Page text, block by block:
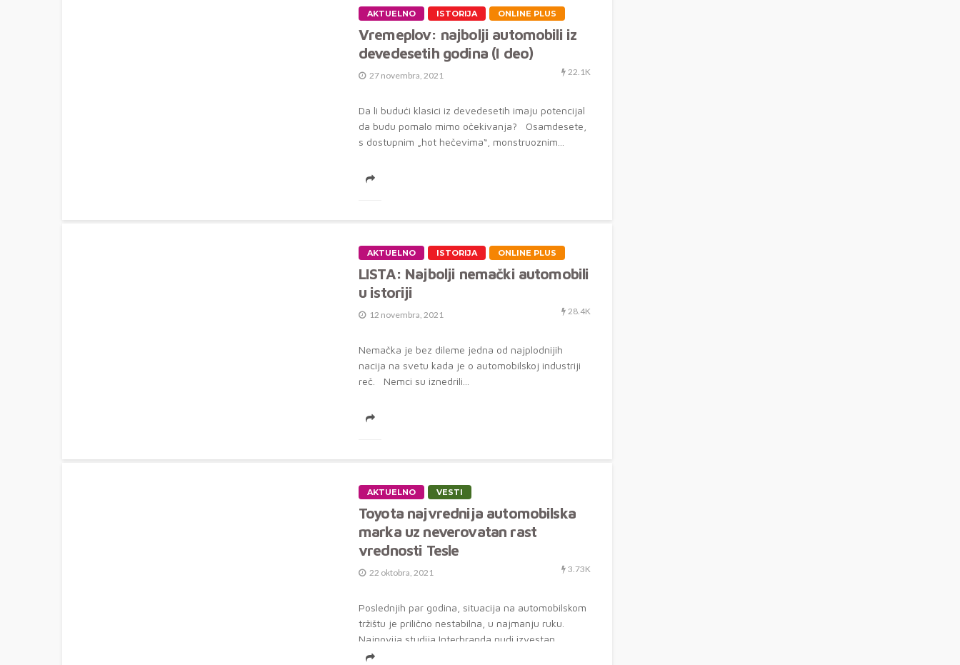
AKTUELNO ISTORIJA ONLINE PLUS
Vremeplov: najbolji automobili iz
devedesetih godina (I deo)
27 novembra, 2021 22.1K
Da li budući klasici iz devedesetih imaju potencijal
da budu pomalo mimo očekivanja? Osamdesete,
s dostupnim „hot hečevima“, monstruoznim...
AKTUELNO ISTORIJA ONLINE PLUS
LISTA: Najbolji nemački automobili
u istoriji
12 novembra, 2021 28.4K
Nemačka je bez dileme jedna od najplodnijih
nacija na svetu kada je o automobilskoj industriji
reč. Nemci su iznedrili...
AKTUELNO VESTI
Toyota najvrednija automobilska
marka uz neverovatan rast
vrednosti Tesle
22 oktobra, 2021 3.73K
Poslednjih par godina, situacija na automobilskom
tržištu je prilično nestabilna, u najmanju ruku.
Najnovija studija Interbranda nudi izvestan
pogleda na...